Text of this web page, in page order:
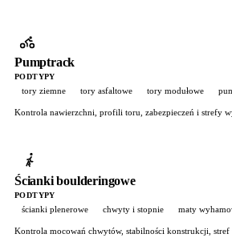
Pumptrack
PODTYPY
tory ziemne tory asfaltowe tory modułowe
Kontrola nawierzchni, profili toru, zabezpieczeń i strefy
Ścianki boulderingowe
PODTYPY
ścianki plenerowe chwyty i stopnie maty
Kontrola mocowań chwytów, stabilności konstrukcji,